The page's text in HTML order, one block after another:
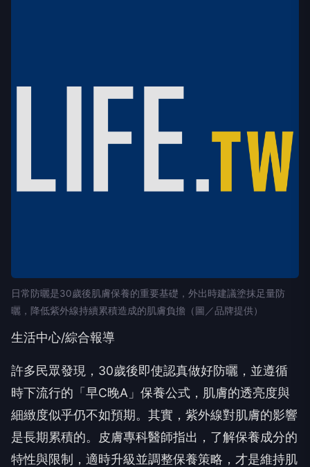
日常防曬是30歲後肌膚保養的重要基礎，外出時建議塗抹足量防
曬，降低紫外線持續累積造成的肌膚負擔（圖／品牌提供）
生活中心/綜合報導
許多民眾發現，30歲後即使認真做好防曬，並遵循
時下流行的「早C晚A」保養公式，肌膚的透亮度與
細緻度似乎仍不如預期。其實，紫外線對肌膚的影響
是長期累積的。皮膚專科醫師指出，了解保養成分的
特性與限制，適時升級並調整保養策略，才是維持肌